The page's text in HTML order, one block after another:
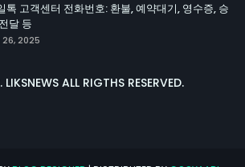
톡 고객센터 전화번호: 환불, 예약대기, 영수증, 승
달 등
26, 2025
ALL RIGTHS RESERVED.